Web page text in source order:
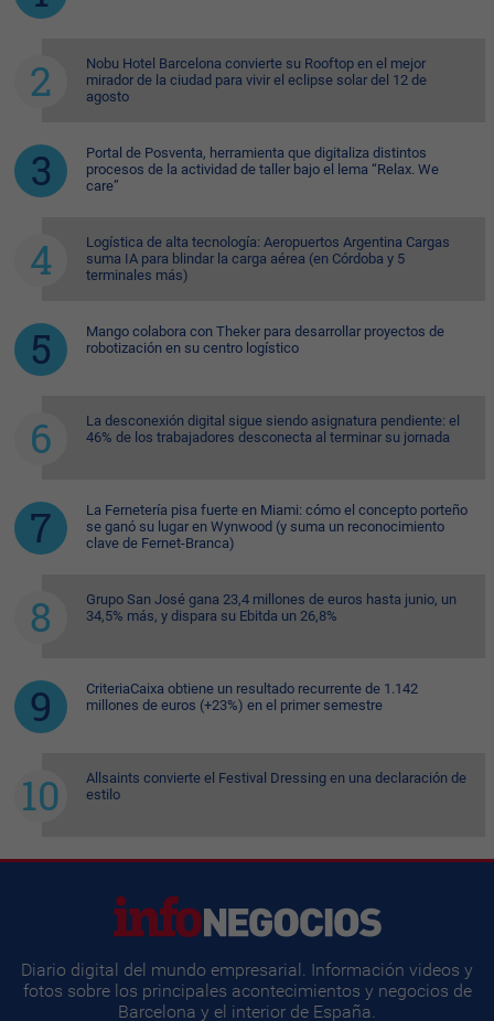
Nobu Hotel Barcelona convierte su Rooftop en el mejor
mirador de la ciudad para vivir el eclipse solar del 12 de
agosto
Portal de Posventa, herramienta que digitaliza distintos
procesos de la actividad de taller bajo el lema “Relax. We
care”
Logística de alta tecnología: Aeropuertos Argentina Cargas
suma IA para blindar la carga aérea (en Córdoba y 5
terminales más)
Mango colabora con Theker para desarrollar proyectos de
robotización en su centro logístico
La desconexión digital sigue siendo asignatura pendiente: el
46% de los trabajadores desconecta al terminar su jornada
La Fernetería pisa fuerte en Miami: cómo el concepto porteño
se ganó su lugar en Wynwood (y suma un reconocimiento
clave de Fernet-Branca)
Grupo San José gana 23,4 millones de euros hasta junio, un
34,5% más, y dispara su Ebitda un 26,8%
CriteriaCaixa obtiene un resultado recurrente de 1.142
millones de euros (+23%) en el primer semestre
Allsaints convierte el Festival Dressing en una declaración de
estilo
Diario digital del mundo empresarial. Información videos y
fotos sobre los principales acontecimientos y negocios de
Barcelona y el interior de España.